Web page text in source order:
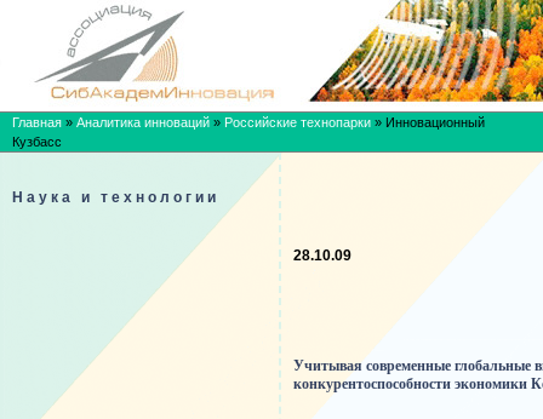
Главная » Аналитика инноваций » Российские технопарки » Инновационный
Кузбасс
Наука и технологии
28.10.09
Учитывая современные глобальные
конкурентоспособности экономики